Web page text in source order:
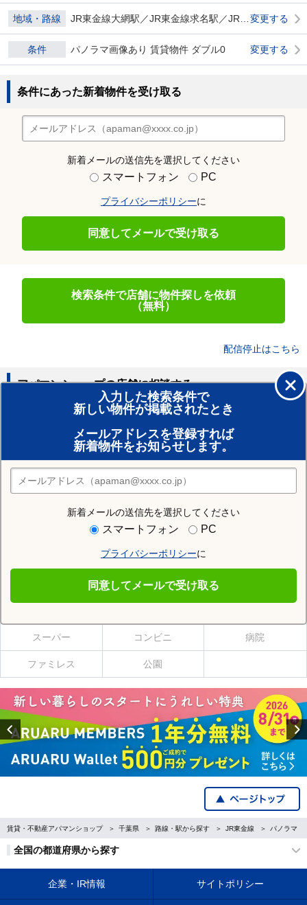
地域・路線 変更する
条件 パノラマ画像あり 賃貸物件 ダブル0 変更する
条件にあった新着物件を受け取る
新着メールの送信先を選択してください
スマートフォン PC
プライバシーポリシーに
同意してメールで受け取る
検索条件で店舗に物件探しを依頼
（無料）
配信停止はこちら
入力した検索条件で
新しい物件が掲載されたとき
メールアドレスを登録すれば
新着物件をお知らせします。
新着メールの送信先を選択してください
スマートフォン PC
プライバシーポリシーに
同意してメールで受け取る
アパマンショップの店舗に相談する
賃貸のプロがお部屋探し！
おまかせ物件リクエスト
住みたい街の店舗を探す
店舗検索
住む街研究所で大網駅の情報を見る
大網駅の施設一覧
スーパー コンビニ 病院
ファミレス 公園
Previous
賃貸・不動産アパマンショップ 千葉県 路線・駅から探す JR東金線 パノラマ
全国の都道府県から探す
企業・IR情報 サイトポリシー